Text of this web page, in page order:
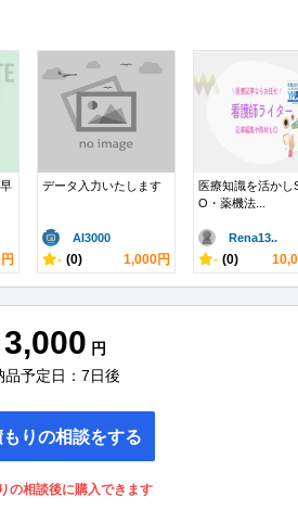
データ入力いたします
AI3000
- (0) 1,000円
医療知識を活かし
O・薬機法...
Rena13..
- (0)
3,000 円
品予定日：7日後
もりの相談をする
の相談後に購入できます